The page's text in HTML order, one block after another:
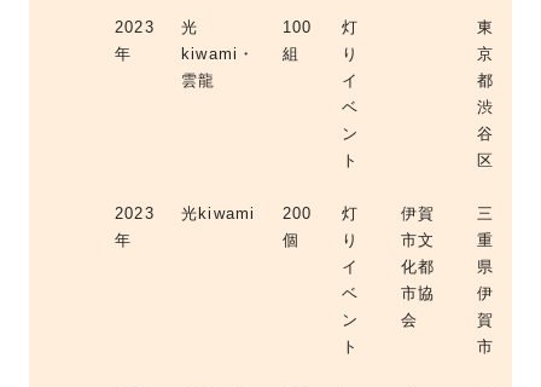
2023
年
光
kiwami・
雲龍
100
組
灯
り
イ
ベ
ン
ト
東
京
都
渋
谷
区
2023
年
光kiwami
200
個
灯
り
イ
ベ
ン
ト
伊賀
市文
化都
市協
会
三
重
県
伊
賀
市